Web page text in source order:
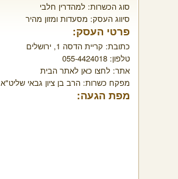
סוג הכשרות: למהדרין חלבי
סיווג העסק: מסעדות ומזון מהיר
פרטי העסק:
כתובת: קריית הדסה 1, ירושלים
טלפון: 055-4424018
אתר: לחצו כאן לאתר הבית
מפקח כשרות: הרב בן ציון גבאי שליט"א 054-4681540
מפת הגעה: